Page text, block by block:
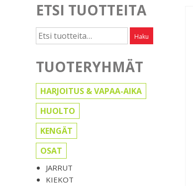
ETSI TUOTTEITA
Etsi: Haku
TUOTERYHMÄT
HARJOITUS & VAPAA-AIKA
HUOLTO
KENGÄT
OSAT
JARRUT
KIEKOT